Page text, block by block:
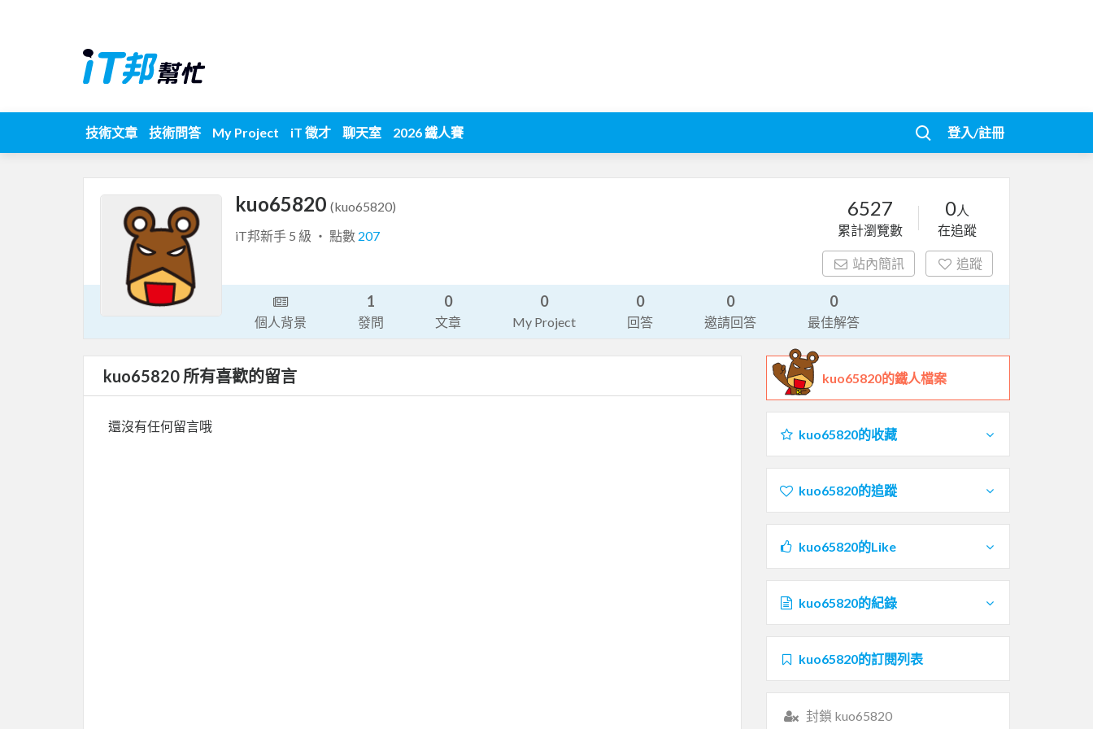
技術文章 技術問答 My Project iT 徵才 聊天室 2026 鐵人賽 登入/註冊
kuo65820 (kuo65820)
iT邦新手 5 級 ‧ 點數 207
6527
累計瀏覽數
0人
在追蹤
站內簡訊 追蹤
個人背景
1
發問
0
文章
0
My Project
0
回答
0
邀請回答
0
最佳解答
kuo65820 所有喜歡的留言
還沒有任何留言哦
kuo65820的鐵人檔案
kuo65820的收藏
kuo65820的追蹤
kuo65820的Like
kuo65820的紀錄
kuo65820的訂閱列表
封鎖 kuo65820